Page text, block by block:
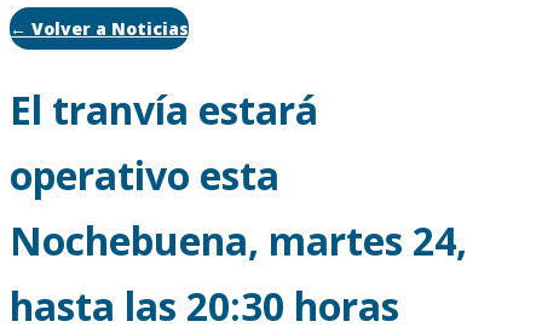
← Volver a Noticias
El tranvía estará
operativo esta
Nochebuena, martes 24,
hasta las 20:30 horas